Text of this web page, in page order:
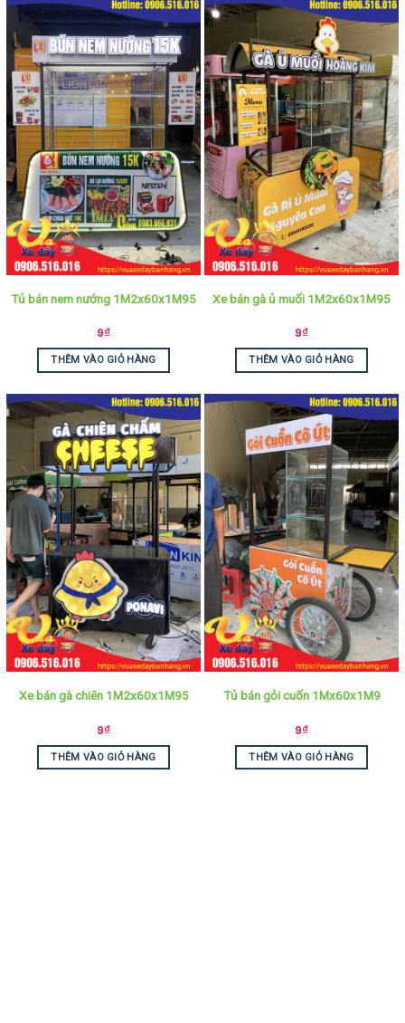
Tủ bán nem nướng 1M2x60x1M95
9₫
THÊM VÀO GIỎ HÀNG
Xe bán gà ủ muối 1M2x60x1M95
9₫
THÊM VÀO GIỎ HÀNG
Xe bán gà chiên 1M2x60x1M95
9₫
THÊM VÀO GIỎ HÀNG
Tủ bán gỏi cuốn 1Mx60x1M9
9₫
THÊM VÀO GIỎ HÀNG